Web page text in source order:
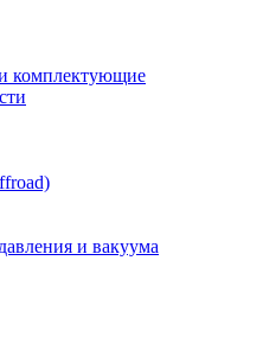
комплектующие
и вакуума